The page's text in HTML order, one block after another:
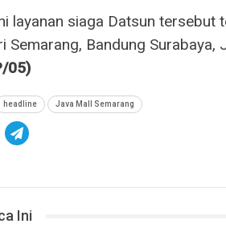
layanan siaga Datsun tersebut
Semarang, Bandung Surabaya,
05)
headline Java Mall Semarang
Ini